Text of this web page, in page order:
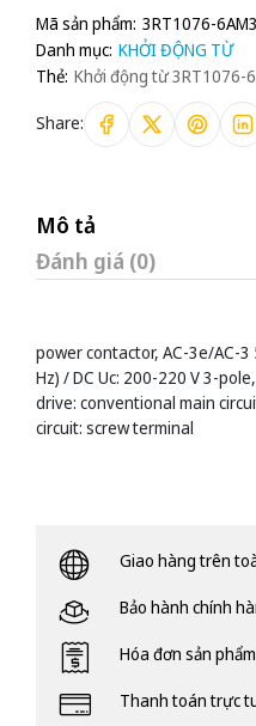
Mã sản phẩm: 3RT1076-
Danh mục: KHỞI ĐỘNG TỪ
Thẻ: Khởi động từ 3RT1076-
Share:
Mô tả
Đánh giá (0)
power contactor, AC-3e/AC-3
Hz) / DC Uc: 200-220 V 3-
drive: conventional main
circuit: screw terminal
Giao hàng trên
Bảo hành chính
Hóa đơn sản
Thanh toán trực